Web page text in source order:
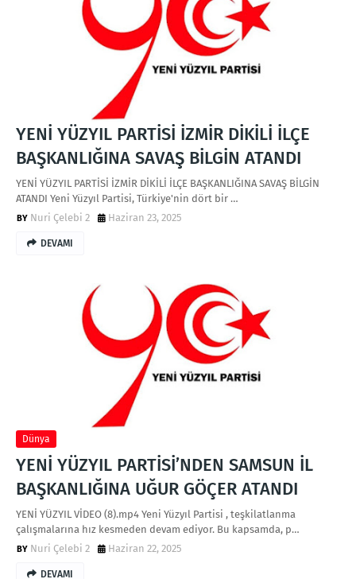
YENİ YÜZYIL PARTİSİ İZMİR DİKİLİ İLÇE
BAŞKANLIĞINA SAVAŞ BİLGİN ATANDI
YENİ YÜZYIL PARTİSİ İZMİR DİKİLİ İLÇE BAŞKANLIĞINA SAVAŞ BİLGİN
ATANDI Yeni Yüzyıl Partisi, Türkiye'nin dört bir …
Nuri Çelebi 2
Haziran 23, 2025
DEVAMI
Dünya
YENİ YÜZYIL PARTİSİ’NDEN SAMSUN İL
BAŞKANLIĞINA UĞUR GÖÇER ATANDI
YENİ YÜZYIL VİDEO (8).mp4 Yeni Yüzyıl Partisi , teşkilatlanma
çalışmalarına hız kesmeden devam ediyor. Bu kapsamda, p…
Nuri Çelebi 2
Haziran 22, 2025
DEVAMI